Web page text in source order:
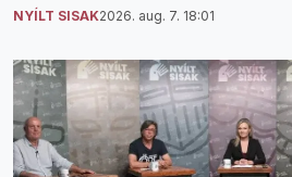
NYÍLT SISAK2026. aug. 7. 18:01